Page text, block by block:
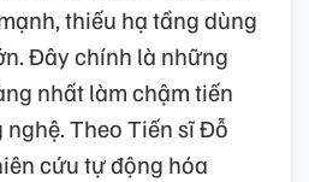
thiếu hạ tầng dùng
Đây chính là những
nhất làm chậm tiến
Theo Tiến sĩ Đỗ
cứu tự động hóa